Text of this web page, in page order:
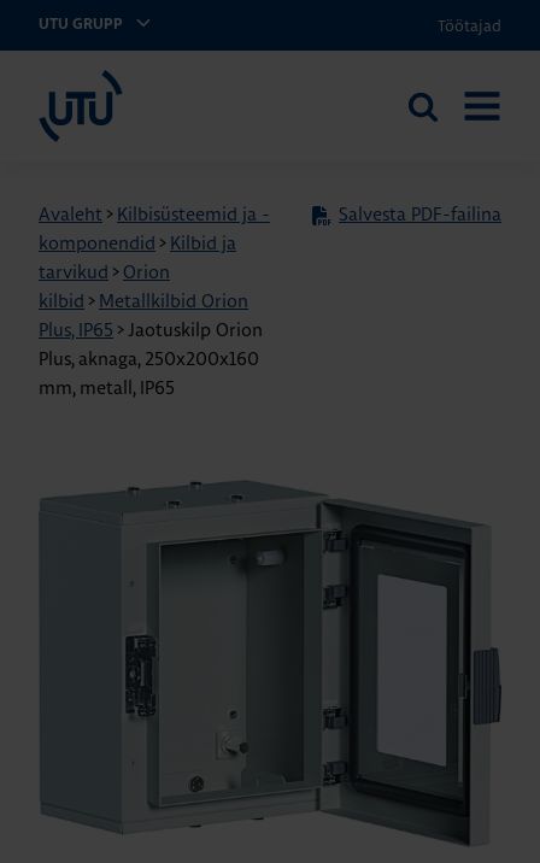
UTU GRUPP Töötajad
Otsi
Avaleht > Kilbisüsteemid ja -
komponendid > Kilbid ja
tarvikud > Orion
kilbid > Metallkilbid Orion
Plus, IP65 >Jaotuskilp Orion
Plus, aknaga, 250x200x160
mm, metall, IP65
Salvesta PDF-failina